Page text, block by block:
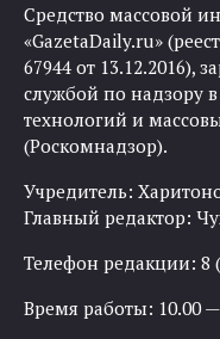
Средство массовой
«GazetaDaily.ru»
67944 от 13.12.2016),
службой по надзору
технологий и
(Роскомнадзор).
Учредитель:
Главный редактор:
Телефон редакции: 8
Время работы: 10.00